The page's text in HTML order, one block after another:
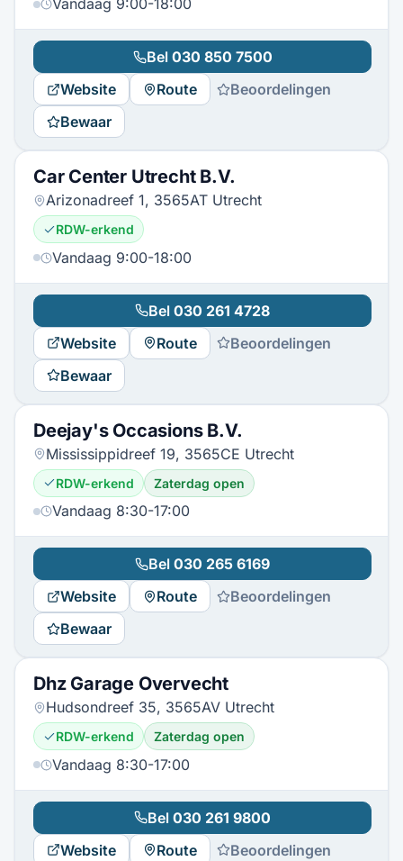
Vandaag 9:00-18:00
Bel 030 850 7500
Website
Route
Beoordelingen
Bewaar
Car Center Utrecht B.V.
Arizonadreef 1, 3565AT Utrecht
RDW-erkend
Vandaag 9:00-18:00
Bel 030 261 4728
Website
Route
Beoordelingen
Bewaar
Deejay's Occasions B.V.
Mississippidreef 19, 3565CE Utrecht
RDW-erkend Zaterdag open
Vandaag 8:30-17:00
Bel 030 265 6169
Website
Route
Beoordelingen
Bewaar
Dhz Garage Overvecht
Hudsondreef 35, 3565AV Utrecht
RDW-erkend Zaterdag open
Vandaag 8:30-17:00
Bel 030 261 9800
Website
Route
Beoordelingen